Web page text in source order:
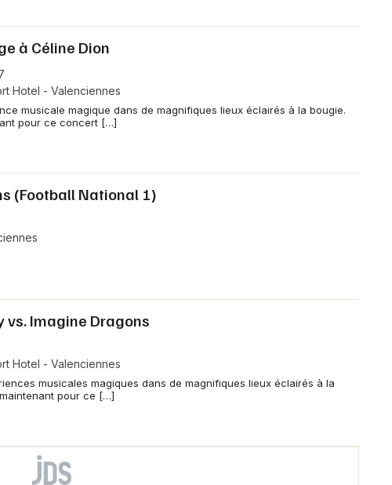
à Céline Dion
Hotel - Valenciennes
musicale magique dans de magnifiques lieux éclairés à la bougie.
pour ce concert […]
(Football National 1)
vs. Imagine Dragons
Hotel - Valenciennes
musicales magiques dans de magnifiques lieux éclairés à la
pour ce […]